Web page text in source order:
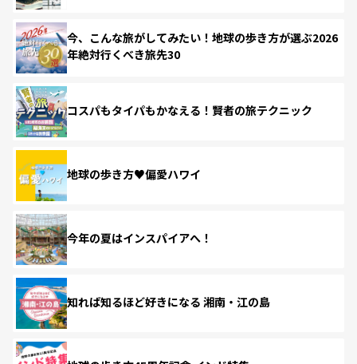
今、こんな旅がしてみたい！地球の歩き方が選ぶ2026
年絶対行くべき旅先30
コスパもタイパもかなえる！賢者の旅テクニック
地球の歩き方♥偏愛ハワイ
今年の夏はインスパイアへ！
知れば知るほど好きになる 湘南・江の島